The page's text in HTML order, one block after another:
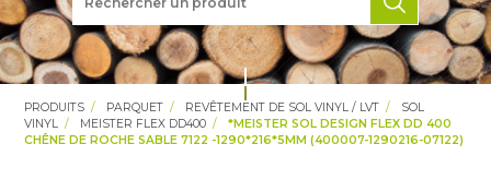
PRODUITS PARQUET REVÊTEMENT DE SOL VINYL / LVT
SOL
VINYL
MEISTER FLEX DD400
*MEISTER SOL DESIGN FLEX DD 400
CHÊNE DE ROCHE SABLE 7122 -1290*216*5MM (400007-1290216-07122)